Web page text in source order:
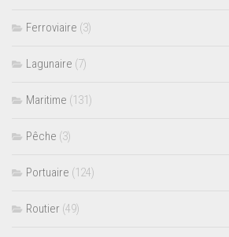
Ferroviaire (3)
Lagunaire (7)
Maritime (131)
Pêche (3)
Portuaire (124)
Routier (49)